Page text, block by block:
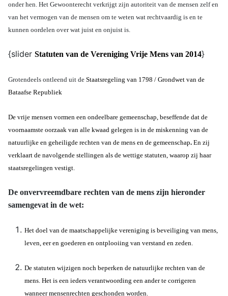
onder hen. Het Gewoonterecht verkrijgt zijn autoriteit van de mensen zelf en
van het vermogen van de mensen om te weten wat rechtvaardig is en te
kunnen oordelen over wat juist en onjuist is.
{slider Statuten van de Vereniging Vrije Mens van 2014}
Grotendeels ontleend uit de Staatsregeling van 1798 / Grondwet van de
Bataafse Republiek
De vrije mensen vormen een ondeelbare gemeenschap, beseffende dat de
voornaamste oorzaak van alle kwaad gelegen is in de miskenning van de
natuurlijke en geheiligde rechten van de mens en de gemeenschap. En zij
verklaart de navolgende stellingen als de wettige statuten, waarop zij haar
staatsregelingen vestigt.
De onvervreemdbare rechten van de mens zijn hieronder
samengevat in de wet:
Het doel van de maatschappelijke vereniging is beveiliging van mens,
leven, eer en goederen en ontplooiing van verstand en zeden.
De statuten wijzigen noch beperken de natuurlijke rechten van de
mens. Het is een ieders verantwoording een ander te corrigeren
wanneer mensenrechten geschonden worden.